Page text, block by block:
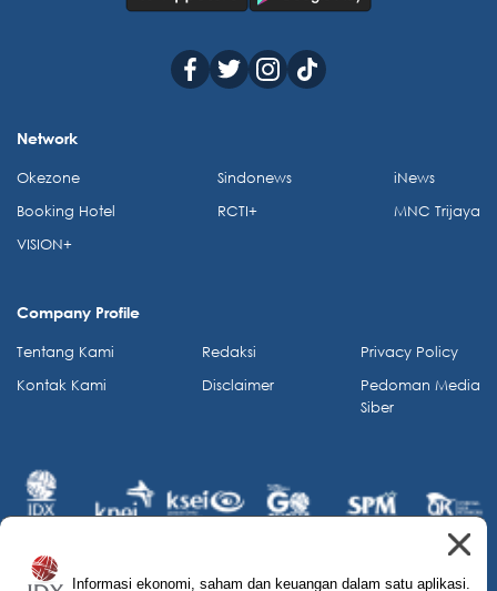
Informasi ekonomi, saham dan keuangan dalam satu aplikasi.
Network
Okezone
Booking Hotel
VISION+
Sindonews
RCTI+
iNews
MNC Trijaya
Company Profile
Tentang Kami
Kontak Kami
Redaksi
Disclaimer
Privacy Policy
Pedoman Media
Siber